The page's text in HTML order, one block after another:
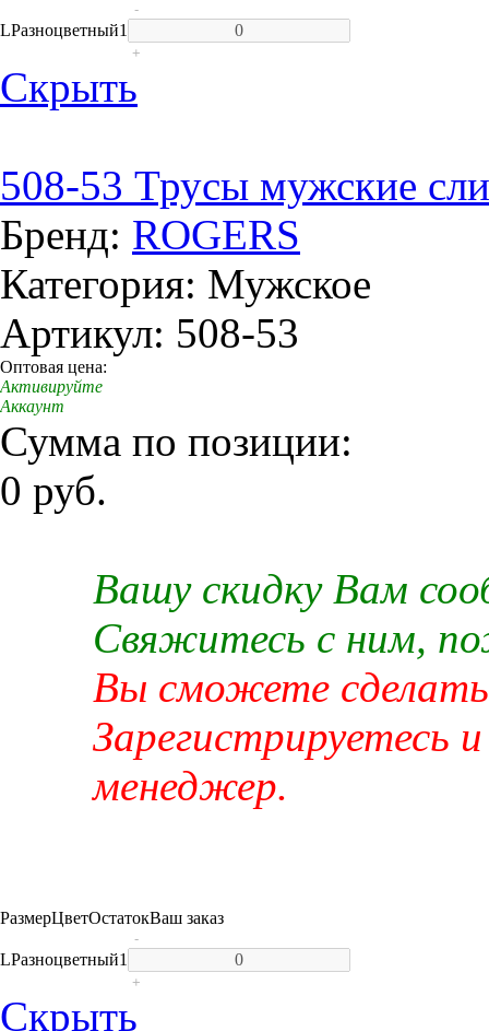
LРазноцветный1
-
+
Скрыть
508-53 Трусы мужские
Бренд: ROGERS
Категория: Мужское
Артикул: 508-53
Оптовая цена:
Активируйте
Аккаунт
Сумма по позиции:
0 руб.
Вашу скидку Вам
Свяжитесь с ним,
Вы сможете сделать
Зарегистрируетесь
менеджер.
РазмерЦветОстатокВаш заказ
LРазноцветный1
-
+
Скрыть